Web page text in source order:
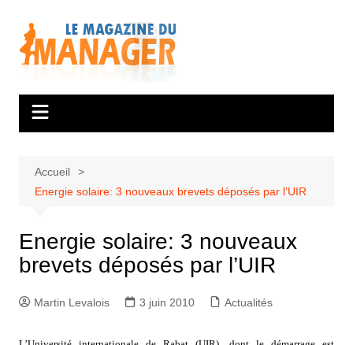
contenu
Accueil
Energie solaire: 3 nouveaux brevets déposés par l’UIR
Energie solaire: 3 nouveaux
brevets déposés par l’UIR
Martin Levalois 3 juin 2010 Actualités